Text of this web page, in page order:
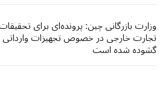
وزارت بازرگانی چین: پرونده‌ای برای
تجارت خارجی در خصوص تجهیزات وارداتی
گشوده شده است